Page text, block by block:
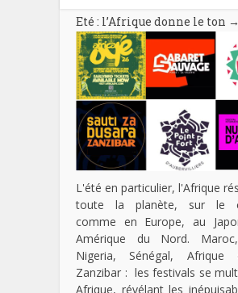
Eté : l’Afrique donne le ton →
L'été en particulier, l'Afrique
toute la planète, sur le
comme en Europe, au
Amérique du Nord.
Nigeria, Sénégal, Afrique
Zanzibar : les festivals se
Afrique, révélant les